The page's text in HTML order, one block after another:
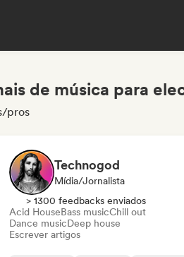
de música para
pros
Technogod
Mídia/Jornalista
> 1300 feedbacks enviados
Acid HouseBass musicChill out
Dance musicDeep house
Escrever artigos